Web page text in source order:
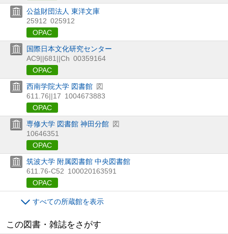
公益財団法人 東洋文庫
25912 025912
OPAC
国際日本文化研究センター
AC9||681||Ch 00359164
OPAC
西南学院大学 図書館 図
611.76||17 1004673883
OPAC
専修大学 図書館 神田分館 図
10646351
OPAC
筑波大学 附属図書館 中央図書館
611.76-C52 100020163591
OPAC
すべての所蔵館を表示
この図書・雑誌をさがす